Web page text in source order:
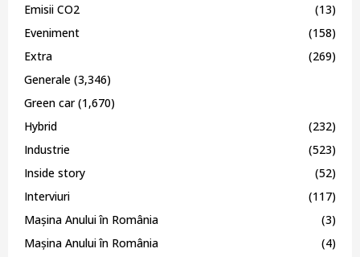
Emisii CO2
(13)
Eveniment
(158)
Extra
(269)
Generale (3,346)
Green car(1,670)
Hybrid
(232)
Industrie
(523)
Inside story
(52)
Interviuri
(117)
Mașina Anului în România
(3)
Mașina Anului în România
(4)